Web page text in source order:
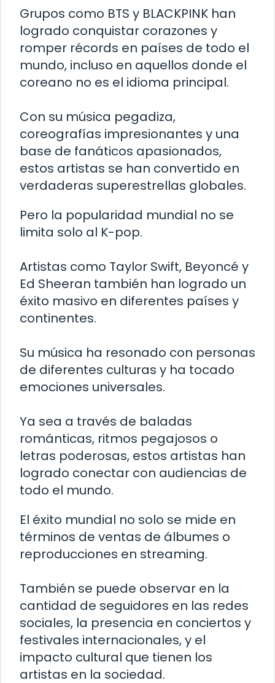
Grupos como BTS y BLACKPINK han
logrado conquistar corazones y
romper récords en países de todo el
mundo, incluso en aquellos donde el
coreano no es el idioma principal.
Con su música pegadiza,
coreografías impresionantes y una
base de fanáticos apasionados,
estos artistas se han convertido en
verdaderas superestrellas globales.
Pero la popularidad mundial no se
limita solo al K-pop.
Artistas como Taylor Swift, Beyoncé y
Ed Sheeran también han logrado un
éxito masivo en diferentes países y
continentes.
Su música ha resonado con personas
de diferentes culturas y ha tocado
emociones universales.
Ya sea a través de baladas
románticas, ritmos pegajosos o
letras poderosas, estos artistas han
logrado conectar con audiencias de
todo el mundo.
El éxito mundial no solo se mide en
términos de ventas de álbumes o
reproducciones en streaming.
También se puede observar en la
cantidad de seguidores en las redes
sociales, la presencia en conciertos y
festivales internacionales, y el
impacto cultural que tienen los
artistas en la sociedad.